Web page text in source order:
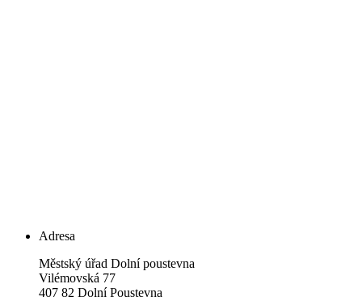
Adresa
Městský úřad Dolní poustevna
Vilémovská 77
407 82 Dolní Poustevna